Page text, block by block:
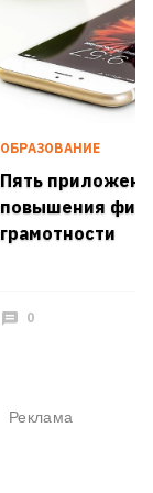
ОБРАЗОВАНИЕ
Пять
повышения
грамотности
0
Реклама